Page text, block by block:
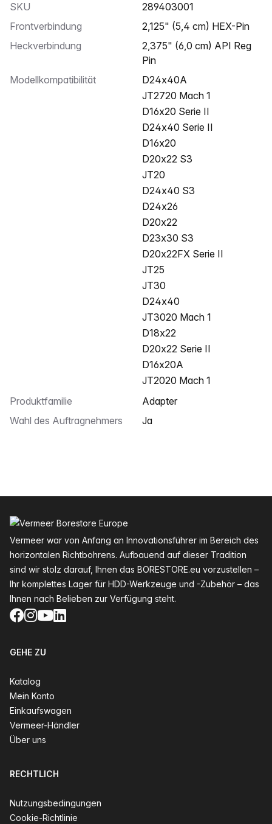
SKU
289403001
Frontverbindung
2,125" (5,4 cm) HEX-Pin
Heckverbindung
2,375" (6,0 cm) API Reg
Pin
Modellkompatibilität
D24x40A
JT2720 Mach 1
D16x20 Serie II
D24x40 Serie II
D16x20
D20x22 S3
JT20
D24x40 S3
D24x26
D20x22
D23x30 S3
D20x22FX Serie II
JT25
JT30
D24x40
JT3020 Mach 1
D18x22
D20x22 Serie II
D16x20A
JT2020 Mach 1
Produktfamilie
Adapter
Wahl des Auftragnehmers
Ja
Vermeer war von Anfang an Innovationsführer im Bereich des
horizontalen Richtbohrens. Aufbauend auf dieser Tradition
sind wir stolz darauf, Ihnen das BORESTORE.eu vorzustellen –
Ihr komplettes Lager für HDD-Werkzeuge und -Zubehör – das
Ihnen nach Belieben zur Verfügung steht.
Facebook
Instagram
YouTube
LinkedIn
GEHE ZU
Katalog
Mein Konto
Einkaufswagen
Vermeer-Händler
Über uns
RECHTLICH
Nutzungsbedingungen
Cookie-Richtlinie